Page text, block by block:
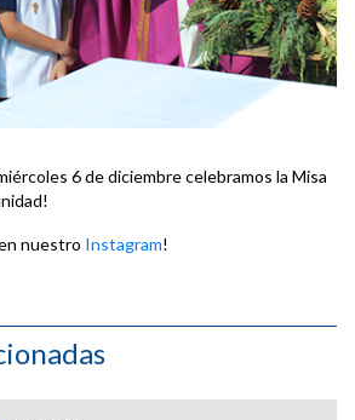
6 de diciembre celebramos la Misa
nuestro Instagram!